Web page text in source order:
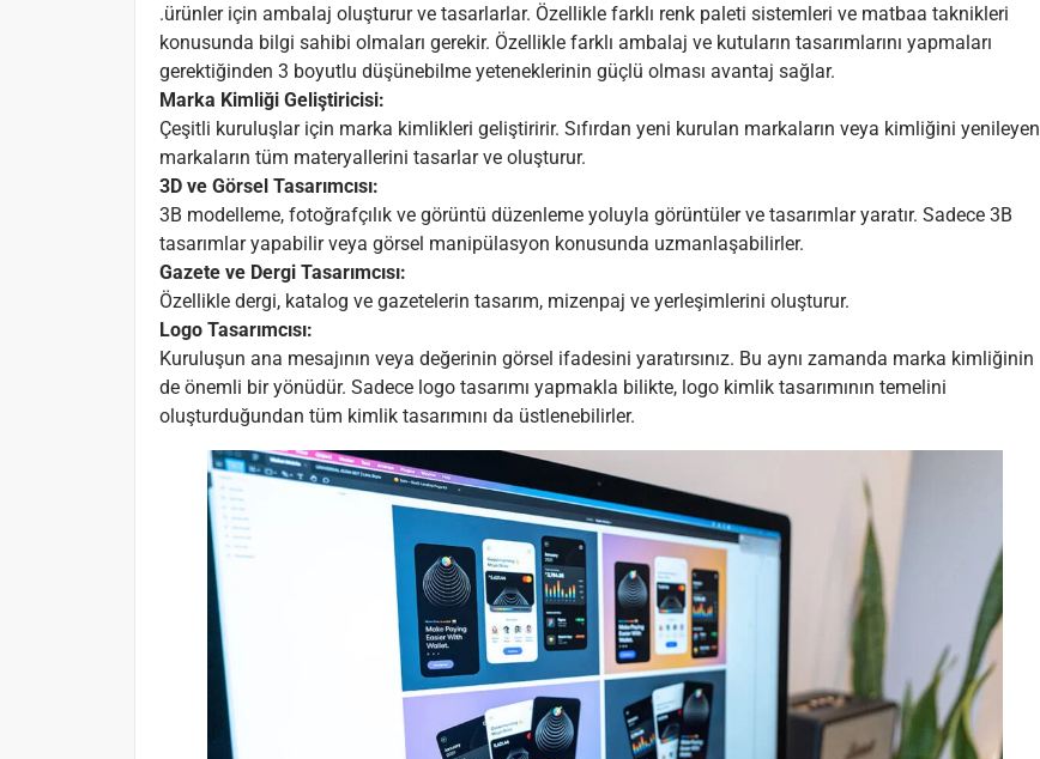
.ürünler için ambalaj oluşturur ve tasarlarlar. Özellikle farklı renk paleti sistemleri ve matbaa taknikleri
konusunda bilgi sahibi olmaları gerekir. Özellikle farklı ambalaj ve kutuların tasarımlarını yapmaları
gerektiğinden 3 boyutlu düşünebilme yeteneklerinin güçlü olması avantaj sağlar.
Marka Kimliği Geliştiricisi:
Çeşitli kuruluşlar için marka kimlikleri geliştiririr. Sıfırdan yeni kurulan markaların veya kimliğini yenileyen
markaların tüm materyallerini tasarlar ve oluşturur.
3D ve Görsel Tasarımcısı:
3B modelleme, fotoğrafçılık ve görüntü düzenleme yoluyla görüntüler ve tasarımlar yaratır. Sadece 3B
tasarımlar yapabilir veya görsel manipülasyon konusunda uzmanlaşabilirler.
Gazete ve Dergi Tasarımcısı:
Özellikle dergi, katalog ve gazetelerin tasarım, mizenpaj ve yerleşimlerini oluşturur.
Logo Tasarımcısı:
Kuruluşun ana mesajının veya değerinin görsel ifadesini yaratırsınız. Bu aynı zamanda marka kimliğinin
de önemli bir yönüdür. Sadece logo tasarımı yapmakla bilikte, logo kimlik tasarımının temelini
oluşturduğundan tüm kimlik tasarımını da üstlenebilirler.